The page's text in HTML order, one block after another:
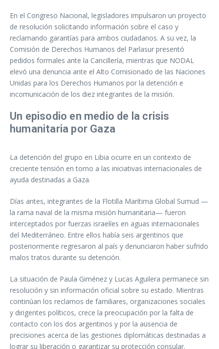
En el Congreso Nacional, legisladores impulsaron un proyecto
de resolución solicitando información sobre el caso y
reclamando garantías para ambos ciudadanos. A su vez, la
Comisión de Derechos Humanos del Parlasur presentó
pedidos formales ante la Cancillería, mientras que NODAL
elevó una denuncia ante el Alto Comisionado de las Naciones
Unidas para los Derechos Humanos por la detención e
incomunicación de los diez integrantes de la misión.
Un episodio en medio de la crisis
humanitaria por Gaza
La detención del grupo en Libia ocurre en un contexto de
creciente tensión en torno a las iniciativas internacionales de
ayuda destinadas a Gaza.
Días antes, integrantes de la Flotilla Marítima Global Sumud —
la rama naval de la misma misión humanitaria— fueron
interceptados por fuerzas israelíes en aguas internacionales
del Mediterráneo. Entre ellos había seis argentinos que
posteriormente regresaron al país y denunciaron haber sufrido
malos tratos durante su detención.
La situación de Paula Giménez y Lucas Aguilera permanece sin
resolución y sin información oficial sobre su estado. Mientras
continúan los reclamos de familiares, organizaciones sociales
y dirigentes políticos, crece la preocupación por la falta de
contacto con los dos argentinos y por la ausencia de
precisiones acerca de las gestiones diplomáticas destinadas a
lograr su liberación o garantizar su protección consular.